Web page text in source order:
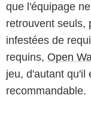
que l'équipage
retrouvent seuls,
infestées de
requins, Open
jeu, d'autant qu'il
recommandable.